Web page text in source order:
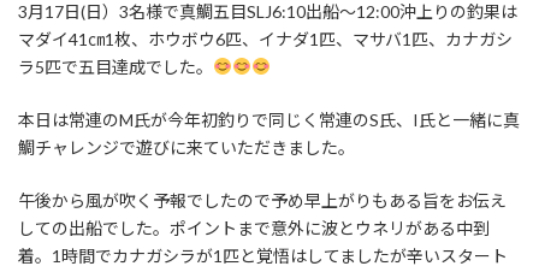
3月17日(日）3名様で真鯛五目SLJ6:10出船～12:00沖上りの釣果は
マダイ41㎝1枚、ホウボウ6匹、イナダ1匹、マサバ1匹、カナガシ
ラ5匹で五目達成でした。
本日は常連のM氏が今年初釣りで同じく常連のS氏、I氏と一緒に真
鯛チャレンジで遊びに来ていただきました。
午後から風が吹く予報でしたので予め早上がりもある旨をお伝え
しての出船でした。ポイントまで意外に波とウネリがある中到
着。1時間でカナガシラが1匹と覚悟はしてましたが辛いスタート